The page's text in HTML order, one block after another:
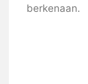
berkenaan.